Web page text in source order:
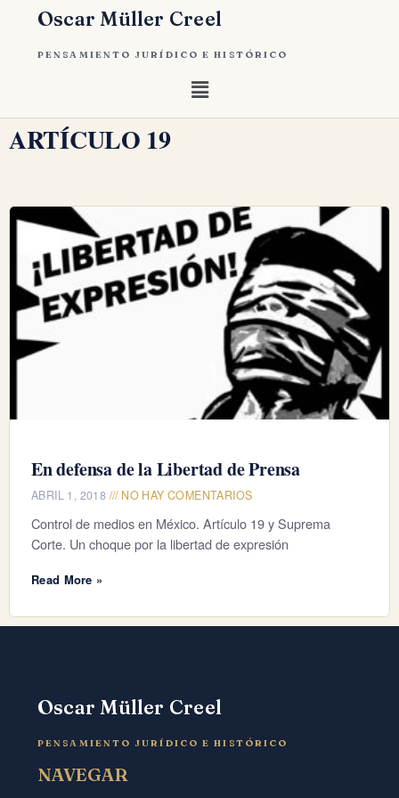
Oscar Müller Creel
PENSAMIENTO JURÍDICO E HISTÓRICO
ARTÍCULO 19
En defensa de la Libertad de Prensa
ABRIL 1, 2018 NO HAY COMENTARIOS
Control de medios en México. Artículo 19 y Suprema
Corte. Un choque por la libertad de expresión
Read More »
Oscar Müller Creel
PENSAMIENTO JURÍDICO E HISTÓRICO
NAVEGAR